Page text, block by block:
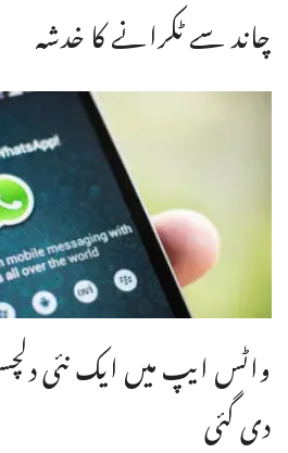
چاند سے ٹکرانے کا خدشہ
واٹس ایپ میں ایک نئی
دی گئی